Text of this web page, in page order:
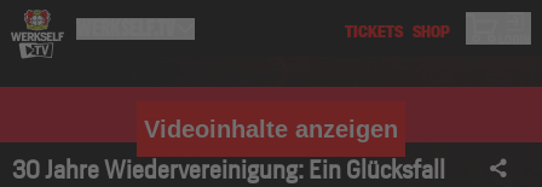
Videoinhalte anzeigen
30 Jahre Wiedervereinigung: Ein Glücksfall